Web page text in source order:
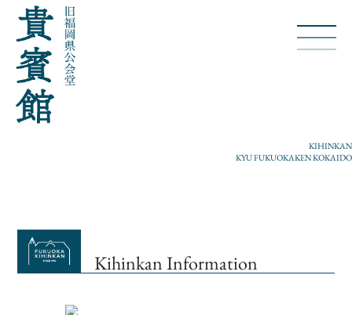
KIHINKAN
KYU FUKUOKAKEN KOKAIDO
Kihinkan Information